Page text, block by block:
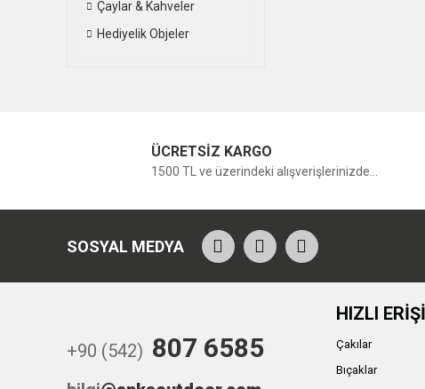
Çaylar & Kahveler
Hediyelik Objeler
ÜCRETSİZ KARGO
1500 TL ve üzerindeki alışverişlerinizde...
SOSYAL MEDYA
+90 (542) 807 6585
HIZLI
Çakılar
Bıçaklar